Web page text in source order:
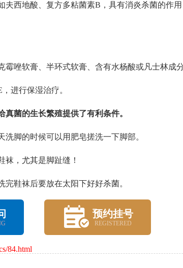
西地酸、复方多粘菌素B，具有消炎杀菌的作用
软膏、半环式软膏、含有水杨酸或凡士林成分
进行保湿治疗。
菌的生长繁殖提供了有利条件。
脚的时候可以用肥皂搓洗一下脚部。
，尤其是脚趾缝！
鞋袜后要放在太阳下好好杀菌。
预约挂号
REGISTERED
84.html